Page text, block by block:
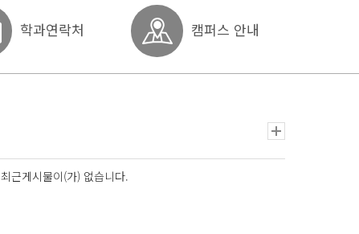
학과연락처 캠퍼스 안내
최근게시물이(가) 없습니다.